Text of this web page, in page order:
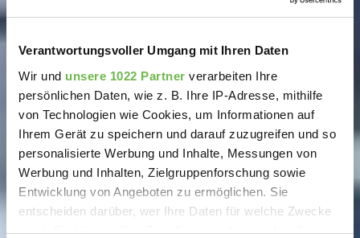
Verantwortungsvoller Umgang mit Ihren Daten
Wir und unsere 1022 Partner verarbeiten Ihre
persönlichen Daten, wie z. B. Ihre IP-Adresse, mithilfe
von Technologien wie Cookies, um Informationen auf
Ihrem Gerät zu speichern und darauf zuzugreifen und so
personalisierte Werbung und Inhalte, Messungen von
Werbung und Inhalten, Zielgruppenforschung sowie
Entwicklung von Angeboten zu ermöglichen. Sie
entscheiden darüber, wer Ihre Daten für welche Zwecke
nutzt. Sie können Ihre Einwilligung jederzeit über die